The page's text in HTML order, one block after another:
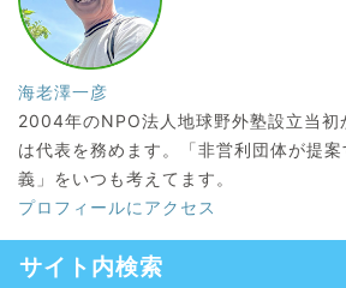
海老澤一彦
2004年のNPO法人地球野外塾設立当初
は代表を務めます。「非営利団体が提
義」をいつも考えてます。
プロフィールにアクセス
サイト内検索